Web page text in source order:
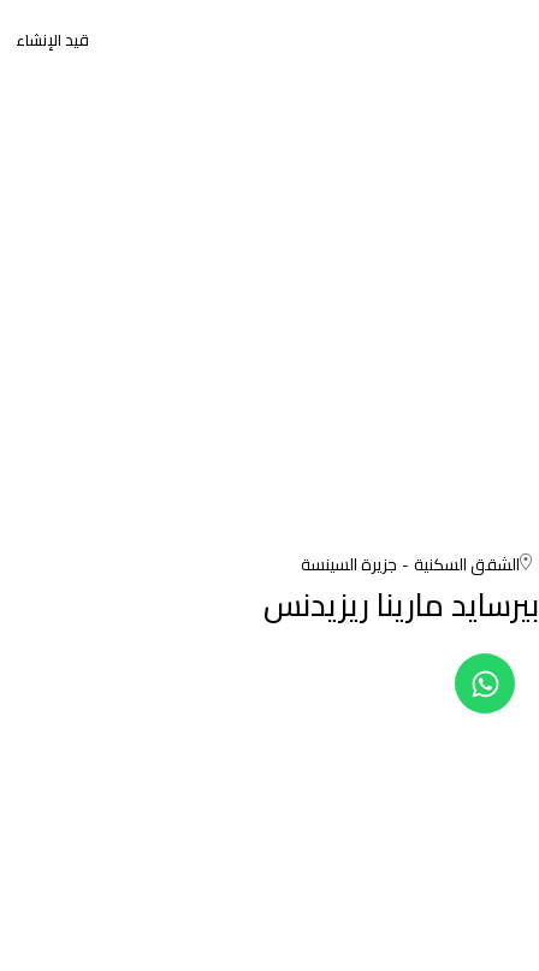
قيد الإنشاء
الشقق السكنية جزيرة السينسة
بيرسايد مارينا ريزيدنس